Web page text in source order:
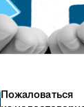
Пожаловаться